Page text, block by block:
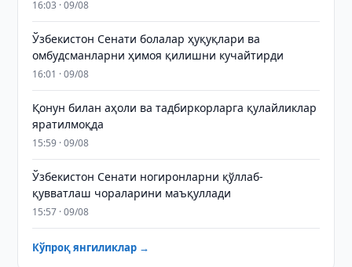
16:03 · 09/08
Ўзбекистон Сенати болалар ҳуқуқлари ва
омбудсманларни ҳимоя қилишни кучайтирди
16:01 · 09/08
Қонун билан аҳоли ва тадбиркорларга қулайликлар
яратилмоқда
15:59 · 09/08
Ўзбекистон Сенати ногиронларни қўллаб-
қувватлаш чораларини маъқуллади
15:57 · 09/08
Кўпроқ янгиликлар →